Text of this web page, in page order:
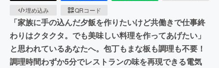
埋め込み
QRコード
「家族に手の込んだ夕飯を作りたいけど共働きで仕事終
わりはクタクタ。でも美味しい料理を作ってあげたい」
と思われているあなたへ。包丁もまな板も調理も不要！
調理時間わずか5分でレストランの味を再現できる電気